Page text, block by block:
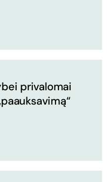
privalomai